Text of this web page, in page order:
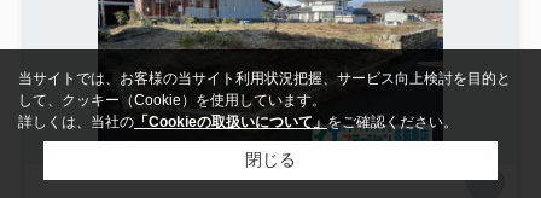
当サイトでは、お客様の当サイト利用状況把握、サービス向上検討を目的と
して、クッキー（Cookie）を使用しています。
詳しくは、当社の 「Cookieの取扱いについて」をご確認ください。
閉じる